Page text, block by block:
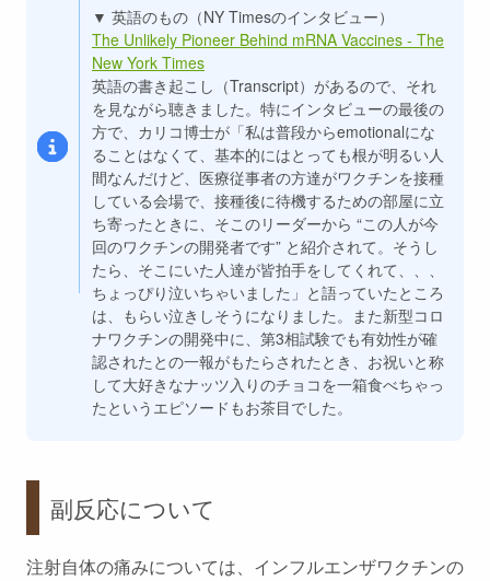
▼ 英語のもの（NY Timesのインタビュー）
The Unlikely Pioneer Behind mRNA Vaccines - The
New York Times
英語の書き起こし（Transcript）があるので、それ
を見ながら聴きました。特にインタビューの最後の
方で、カリコ博士が「私は普段からemotionalにな
ることはなくて、基本的にはとっても根が明るい人
間なんだけど、医療従事者の方達がワクチンを接種
している会場で、接種後に待機するための部屋に立
ち寄ったときに、そこのリーダーから “この人が今
回のワクチンの開発者です” と紹介されて。そうし
たら、そこにいた人達が皆拍手をしてくれて、、、
ちょっぴり泣いちゃいました」と語っていたところ
は、もらい泣きしそうになりました。また新型コロ
ナワクチンの開発中に、第3相試験でも有効性が確
認されたとの一報がもたらされたとき、お祝いと称
して大好きなナッツ入りのチョコを一箱食べちゃっ
たというエピソードもお茶目でした。
副反応について
注射自体の痛みについては、インフルエンザワクチンの